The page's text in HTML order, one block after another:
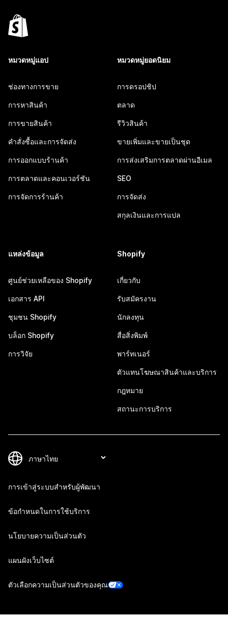
หมวดหมู่แอป
ช่องทางการขาย
การหาสินค้า
การขายสินค้า
คำสั่งซื้อและการจัดส่ง
การออกแบบร้านค้า
การตลาดและคอนเวอร์ชัน
การจัดการร้านค้า
หมวดหมู่ยอดนิยม
การดรอปชิป
ตลาด
รีวิวสินค้า
ขายเพิ่มและขายเป็นชุด
การส่งเสริมการตลาดผ่านอีเมล
SEO
การจัดส่ง
สกุลเงินและการแปล
แหล่งข้อมูล
ศูนย์ช่วยเหลือของ Shopify
เอกสาร API
ชุมชน Shopify
บล็อก Shopify
การวิจัย
Shopify
เกี่ยวกับ
รับสมัครงาน
นักลงทุน
สื่อสิ่งพิมพ์
พาร์ทเนอร์
ตัวแทนโฆษณาสินค้าและบริการ
กฎหมาย
สถานะการบริการ
การเข้าสู่ระบบสำหรับผู้พัฒนา
ข้อกำหนดในการใช้บริการ
นโยบายความเป็นส่วนตัว
แผนผังเว็บไซต์
ตัวเลือกความเป็นส่วนตัวของคุณ